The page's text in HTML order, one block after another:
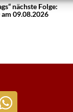
nächste Folge:
09.08.2026